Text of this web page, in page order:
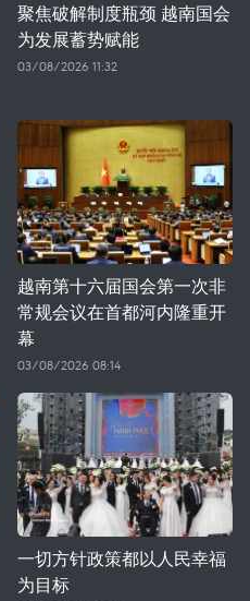
聚焦破解制度瓶颈 越南国会
为发展蓄势赋能
03/08/2026 11:32
越南第十六届国会第一次非
常规会议在首都河内隆重开
幕
03/08/2026 08:14
一切方针政策都以人民幸福
为目标